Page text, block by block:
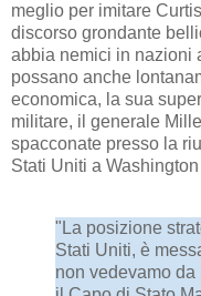
meglio per imitare
discorso grondante
abbia nemici in nazioni
possano anche
economica, la sua
militare, il generale
spacconate presso la
Stati Uniti a
"La posizione
Stati Uniti, è
non vedevamo